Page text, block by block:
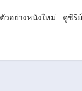
ตัวอย่างหนังใหม่ ดูซีรีย์